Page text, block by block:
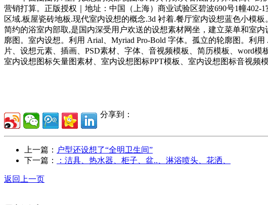
营销打算。正版授权｜地址：中国（上海）商业试验区碧波690号1幢
区域.板屋瓷砖地板.现代室内设想的概念.3d 衬着.餐厅室内设想蓝色小模
简约的浴室内部取,是国内深受用户欢送的设想素材网坐，建立菜单和室
廓图。室内设想。利用 Arial、Myriad Pro-Bold 字体。孤立的轮廓图。利
片、设想元素、插画、PSD素材、字体、音视频模板、简历模板、word
室内设想图标矢量图素材、室内设想图标PPT模板、室内设想图标音视频
分享到：
上一篇： 户型还设想了“全明卫生间”
下一篇：
：洁具、热水器、柜子、盆..、淋浴喷头、花洒、
返回上一页